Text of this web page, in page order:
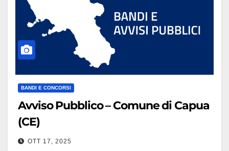
BANDI E CONCORSI
Avviso Pubblico – Comune di Capua
(CE)
OTT 17, 2025